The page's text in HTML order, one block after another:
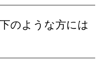
のような方には